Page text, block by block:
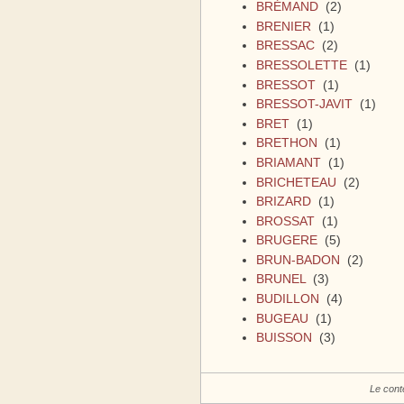
BRÉMAND (2)
BRENIER (1)
BRESSAC (2)
BRESSOLETTE (1)
BRESSOT (1)
BRESSOT-JAVIT (1)
BRET (1)
BRETHON (1)
BRIAMANT (1)
BRICHETEAU (2)
BRIZARD (1)
BROSSAT (1)
BRUGERE (5)
BRUN-BADON (2)
BRUNEL(3)
BUDILLON (4)
BUGEAU (1)
BUISSON (3)
Le